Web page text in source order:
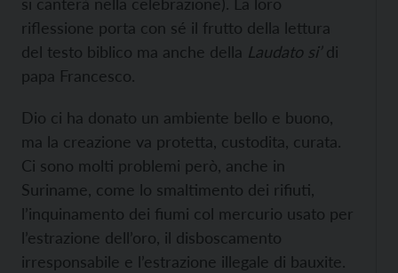
riflessione porta con sé il frutto della lettura
del testo biblico ma anche della Laudato si’di
papa Francesco.
Dio ci ha donato un ambiente bello e buono,
ma la creazione va protetta, custodita, curata.
Ci sono molti problemi però, anche in
Suriname, come lo smaltimento dei rifiuti,
l’inquinamento dei fiumi col mercurio usato per
l’estrazione dell’oro, il disboscamento
irresponsabile e l’estrazione illegale di bauxite.